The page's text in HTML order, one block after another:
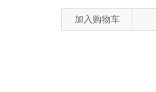
加入购物车